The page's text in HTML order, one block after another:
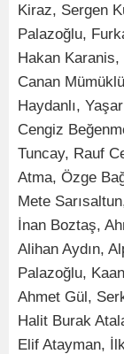
Kiraz, Sergen
Palazoğlu,
Hakan
Canan
Haydanlı,
Cengiz
Tuncay, Rauf
Atma, Özge
Mete
İnan Boztaş,
Alihan Aydın,
Palazoğlu,
Ahmet Gül,
Halit Burak
Elif Atayman,